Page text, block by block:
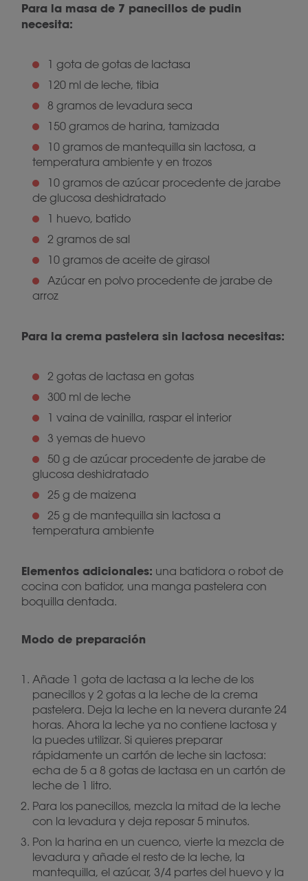
Para la masa de 7 panecillos de pudin
necesita:
1 gota de gotas de lactasa
120 ml de leche, tibia
8 gramos de levadura seca
150 gramos de harina, tamizada
10 gramos de mantequilla sin lactosa, a
temperatura ambiente y en trozos
10 gramos de azúcar procedente de jarabe
de glucosa deshidratado
1 huevo, batido
2 gramos de sal
10 gramos de aceite de girasol
Azúcar en polvo procedente de jarabe de
arroz
Para la crema pastelera sin lactosa necesitas:
2 gotas de lactasa en gotas
300 ml de leche
1 vaina de vainilla, raspar el interior
3 yemas de huevo
50 g de azúcar procedente de jarabe de
glucosa deshidratado
25 g de maizena
25 g de mantequilla sin lactosa a
temperatura ambiente
Elementos adicionales: una batidora o robot de
cocina con batidor, una manga pastelera con
boquilla dentada.
Modo de preparación
Añade 1 gota de lactasa a la leche de los
panecillos y 2 gotas a la leche de la crema
pastelera. Deja la leche en la nevera durante 24
horas. Ahora la leche ya no contiene lactosa y
la puedes utilizar. Si quieres preparar
rápidamente un cartón de leche sin lactosa:
echa de 5 a 8 gotas de lactasa en un cartón de
leche de 1 litro.
Para los panecillos, mezcla la mitad de la leche
con la levadura y deja reposar 5 minutos.
Pon la harina en un cuenco, vierte la mezcla de
levadura y añade el resto de la leche, la
mantequilla, el azúcar, 3/4 partes del huevo y la